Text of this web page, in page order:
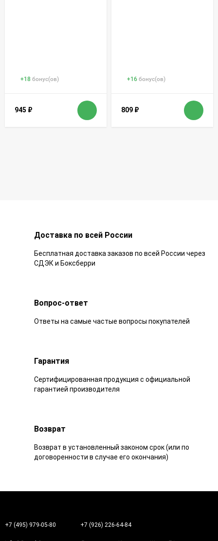
+18 бонус(ов)
945 ₽
+16 бонус(ов)
809 ₽
Доставка по всей России
Бесплатная доставка заказов по всей России через
СДЭК и Боксберри
Вопрос-ответ
Ответы на самые частые вопросы покупателей
Гарантия
Сертифицированная продукция с официальной
гарантией производителя
Возврат
Возврат в установленный законом срок (или по
договоренности в случае его окончания)
+7 (495) 979-05-80 +7 (926) 226-64-84